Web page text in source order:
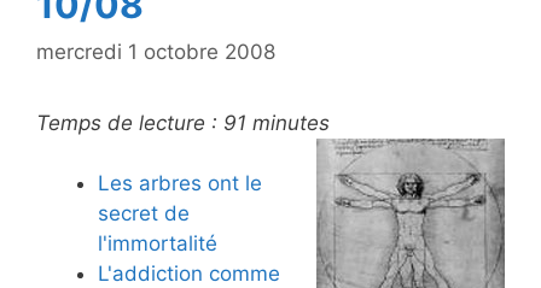
mercredi 1 octobre 2008
Temps de lecture : 91 minutes
Les arbres ont le
secret de
l'immortalité
L'addiction comme